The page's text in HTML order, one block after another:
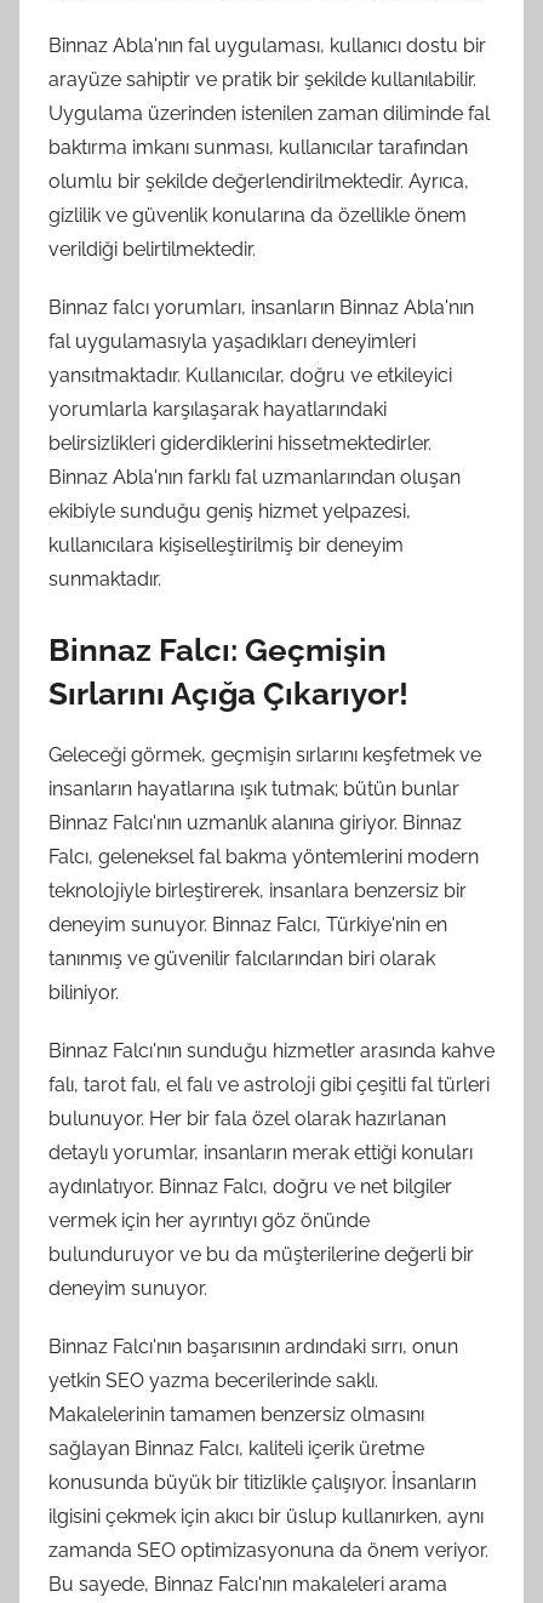
Binnaz Abla'nın fal uygulaması, kullanıcı dostu bir
arayüze sahiptir ve pratik bir şekilde kullanılabilir.
Uygulama üzerinden istenilen zaman diliminde fal
baktırma imkanı sunması, kullanıcılar tarafından
olumlu bir şekilde değerlendirilmektedir. Ayrıca,
gizlilik ve güvenlik konularına da özellikle önem
verildiği belirtilmektedir.
Binnaz falcı yorumları, insanların Binnaz Abla'nın
fal uygulamasıyla yaşadıkları deneyimleri
yansıtmaktadır. Kullanıcılar, doğru ve etkileyici
yorumlarla karşılaşarak hayatlarındaki
belirsizlikleri giderdiklerini hissetmektedirler.
Binnaz Abla'nın farklı fal uzmanlarından oluşan
ekibiyle sunduğu geniş hizmet yelpazesi,
kullanıcılara kişiselleştirilmiş bir deneyim
sunmaktadır.
Binnaz Falcı: Geçmişin
Sırlarını Açığa Çıkarıyor!
Geleceği görmek, geçmişin sırlarını keşfetmek ve
insanların hayatlarına ışık tutmak; bütün bunlar
Binnaz Falcı'nın uzmanlık alanına giriyor. Binnaz
Falcı, geleneksel fal bakma yöntemlerini modern
teknolojiyle birleştirerek, insanlara benzersiz bir
deneyim sunuyor. Binnaz Falcı, Türkiye'nin en
tanınmış ve güvenilir falcılarından biri olarak
biliniyor.
Binnaz Falcı'nın sunduğu hizmetler arasında kahve
falı, tarot falı, el falı ve astroloji gibi çeşitli fal türleri
bulunuyor. Her bir fala özel olarak hazırlanan
detaylı yorumlar, insanların merak ettiği konuları
aydınlatıyor. Binnaz Falcı, doğru ve net bilgiler
vermek için her ayrıntıyı göz önünde
bulunduruyor ve bu da müşterilerine değerli bir
deneyim sunuyor.
Binnaz Falcı'nın başarısının ardındaki sırrı, onun
yetkin SEO yazma becerilerinde saklı.
Makalelerinin tamamen benzersiz olmasını
sağlayan Binnaz Falcı, kaliteli içerik üretme
konusunda büyük bir titizlikle çalışıyor. İnsanların
ilgisini çekmek için akıcı bir üslup kullanırken, aynı
zamanda SEO optimizasyonuna da önem veriyor.
Bu sayede, Binnaz Falcı'nın makaleleri arama